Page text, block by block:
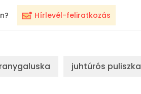
Hírlevél-feliratkozás
juhtúrós puliszka